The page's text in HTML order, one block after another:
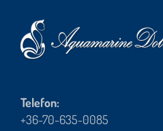
Telefon:
+36-70-635-0085